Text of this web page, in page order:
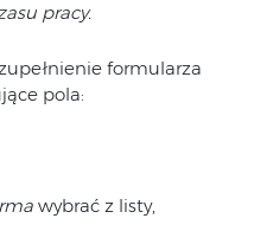
pracy.
formularza
pola:
wybrać z listy,